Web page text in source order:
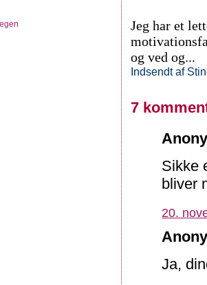
Jeg har et
og ved og...
Indsendt af
7
Sikke
bliver
20.
Ja,